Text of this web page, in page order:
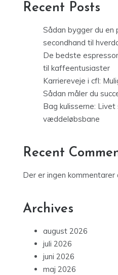
Recent Posts
Sådan bygger du en
secondhand til
De bedste
til kaffeentusiaster
Karriereveje i cfl:
Sådan måler du
Bag kulisserne:
væddeløbsbane
Recent
Der er ingen kommentarer
Archives
august 2026
juli 2026
juni 2026
maj 2026